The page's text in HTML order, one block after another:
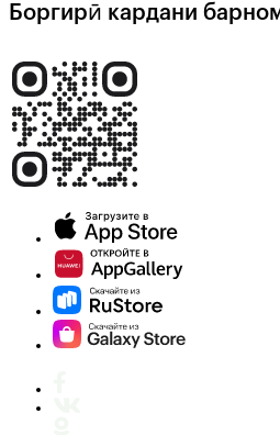
Боргирӣ кардани